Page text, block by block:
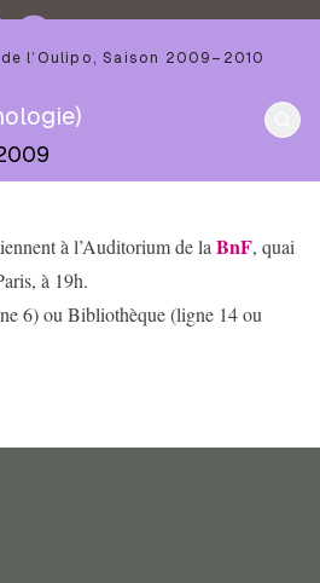
l’Oulipo ,Saison 2009–2010
à l’Auditorium de la BnF, quai
à 19h.
6) ou Bibliothèque (ligne 14 ou